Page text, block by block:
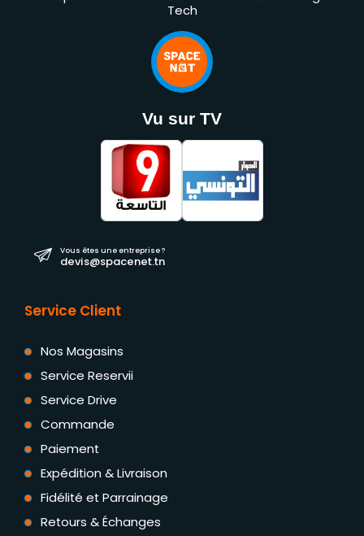
Tech
Vu sur TV
Vous êtes une entreprise ?
devis@spacenet.tn
Service Client
Nos Magasins
Service Reservii
Service Drive
Commande
Paiement
Expédition & Livraison
Fidélité et Parrainage
Retours & Échanges